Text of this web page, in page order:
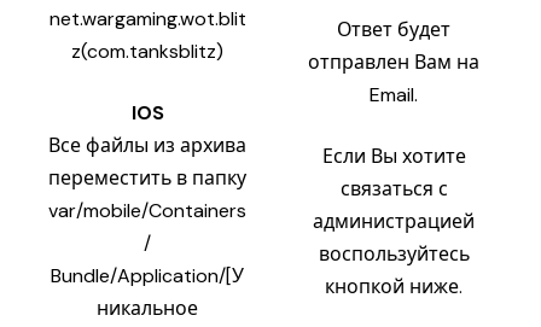
net.wargaming.wot.blit
z(com.tanksblitz)
IOS
Все файлы из архива
переместить в папку
var/mobile/Containers
/
Bundle/Application/[У
никальное
Ответ будет
отправлен Вам на
Email.
Если Вы хотите
связаться с
администрацией
воспользуйтесь
кнопкой ниже.